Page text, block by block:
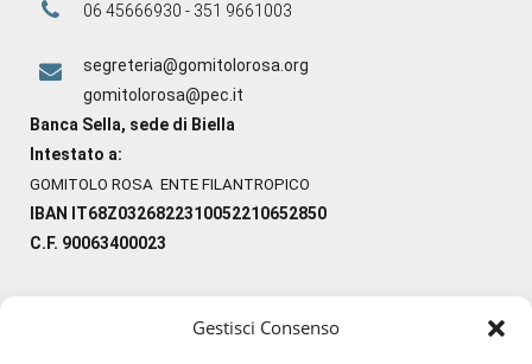
Gestisci Consenso
06 45666930 - 351 9661003
segreteria@gomitolorosa.org
gomitolorosa@pec.it
Banca Sella, sede di Biella
Intestato a:
GOMITOLO ROSA ENTE FILANTROPICO
IBAN IT68Z0326822310052210652850
C.F. 90063400023